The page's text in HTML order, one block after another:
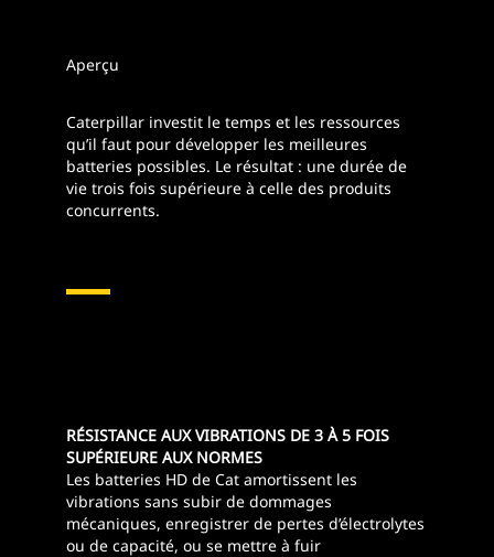
Aperçu
Caterpillar investit le temps et les ressources
qu’il faut pour développer les meilleures
batteries possibles. Le résultat : une durée de
vie trois fois supérieure à celle des produits
concurrents.
RÉSISTANCE AUX VIBRATIONS DE 3 À 5 FOIS
SUPÉRIEURE AUX NORMES
Les batteries HD de Cat amortissent les
vibrations sans subir de dommages
mécaniques, enregistrer de pertes d’électrolytes
ou de capacité, ou se mettre à fuir